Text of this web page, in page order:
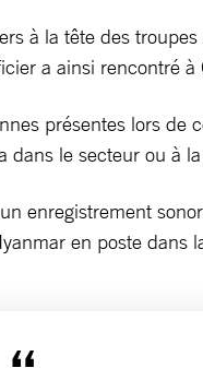
à la tête des
a ainsi rencontré
présentes lors
dans le secteur ou à
enregistrement
en poste dans